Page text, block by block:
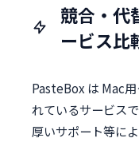
競合・代
ービス比
PasteBox は Mac
れているサービス
厚いサポート等に